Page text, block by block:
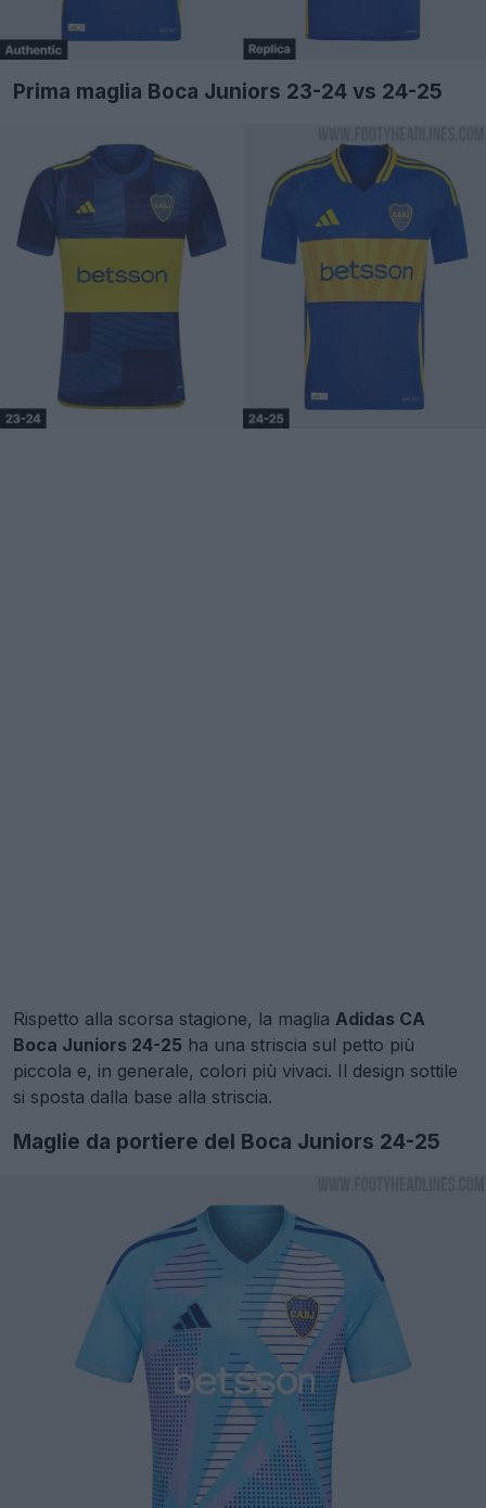
Prima maglia Boca Juniors 23-24 vs 24-25
Rispetto alla scorsa stagione, la maglia Adidas CA
Boca Juniors 24-25 ha una striscia sul petto più
piccola e, in generale, colori più vivaci. Il design sottile
si sposta dalla base alla striscia.
Maglie da portiere del Boca Juniors 24-25